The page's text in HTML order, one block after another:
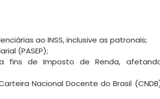
ao INSS, inclusive as patronais;
(PASEP);
fins de Imposto de Renda,
Nacional Docente do Brasil